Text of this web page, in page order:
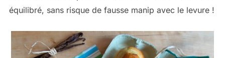
équilibré, sans risque de fausse manip avec le levure !